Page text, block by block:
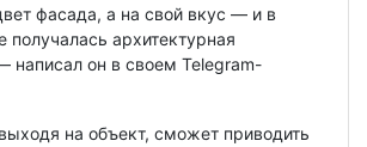
фасада, а на свой вкус — и в
получалась архитектурная
написал он в своем Telegram-
на объект, сможет приводить